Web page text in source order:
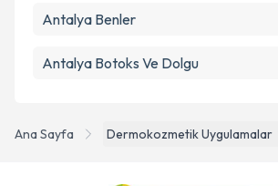
Ana Sayfa Dermokozmetik Uygulamalar
Antalya Benler
Antalya Botoks Ve Dolgu